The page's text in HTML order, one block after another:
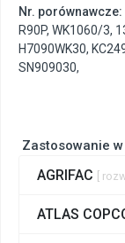
Zastosowanie
AGRIFAC [
ATLAS
Nr. porównawcze:
R90P, WK1060/3,
H7090WK30,
SN909030,